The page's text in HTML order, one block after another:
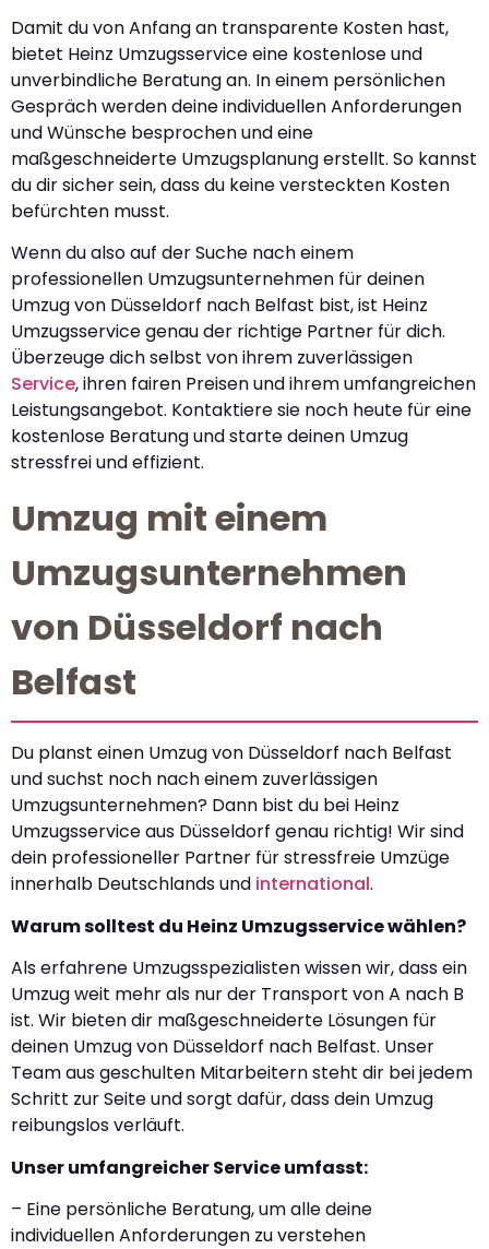
Damit du von Anfang an transparente Kosten hast,
bietet Heinz Umzugsservice eine kostenlose und
unverbindliche Beratung an. In einem persönlichen
Gespräch werden deine individuellen Anforderungen
und Wünsche besprochen und eine
maßgeschneiderte Umzugsplanung erstellt. So kannst
du dir sicher sein, dass du keine versteckten Kosten
befürchten musst.
Wenn du also auf der Suche nach einem
professionellen Umzugsunternehmen für deinen
Umzug von Düsseldorf nach Belfast bist, ist Heinz
Umzugsservice genau der richtige Partner für dich.
Überzeuge dich selbst von ihrem zuverlässigen
Service, ihren fairen Preisen und ihrem umfangreichen
Leistungsangebot. Kontaktiere sie noch heute für eine
kostenlose Beratung und starte deinen Umzug
stressfrei und effizient.
Umzug mit einem
Umzugsunternehmen
von Düsseldorf nach
Belfast
Du planst einen Umzug von Düsseldorf nach Belfast
und suchst noch nach einem zuverlässigen
Umzugsunternehmen? Dann bist du bei Heinz
Umzugsservice aus Düsseldorf genau richtig! Wir sind
dein professioneller Partner für stressfreie Umzüge
innerhalb Deutschlands und international.
Warum solltest du Heinz Umzugsservice wählen?
Als erfahrene Umzugsspezialisten wissen wir, dass ein
Umzug weit mehr als nur der Transport von A nach B
ist. Wir bieten dir maßgeschneiderte Lösungen für
deinen Umzug von Düsseldorf nach Belfast. Unser
Team aus geschulten Mitarbeitern steht dir bei jedem
Schritt zur Seite und sorgt dafür, dass dein Umzug
reibungslos verläuft.
Unser umfangreicher Service umfasst:
– Eine persönliche Beratung, um alle deine
individuellen Anforderungen zu verstehen